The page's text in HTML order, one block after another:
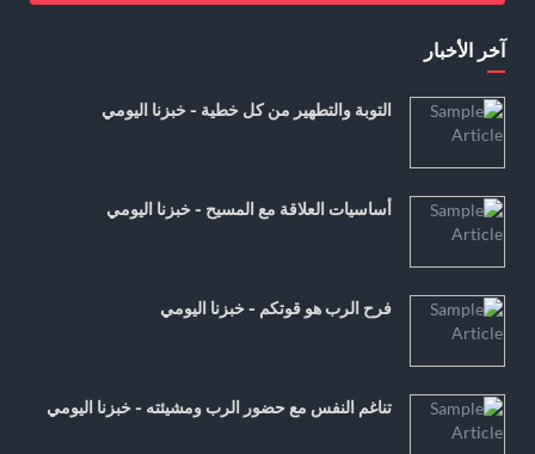
آخر الأخبار
التوبة والتطهير من كل خطية - خبزنا اليومي
أساسيات العلاقة مع المسيح - خبزنا اليومي
فرح الرب هو قوتكم - خبزنا اليومي
تناغم النفس مع حضور الرب ومشيئته - خبزنا اليومي